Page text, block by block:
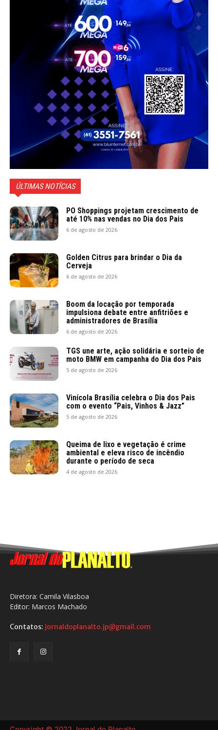
ÚLTIMAS NOTÍCIAS
PO Shoppings projetam crescimento de
até 10% nas vendas no Dia dos Pais
6 de agosto de 2026
Golden Citrus para brindar o Dia da
Cerveja
6 de agosto de 2026
Boom da locação por temporada
impulsiona debate entre anfitriões e
administradores de Brasília
6 de agosto de 2026
TGS une arte, ação solidária e sorteio de
moto BMW em campanha do Dia dos Pais
5 de agosto de 2026
Vinícola Brasília celebra o Dia dos Pais
com o evento “Pais, Vinhos & Jazz”
5 de agosto de 2026
Queima de lixo e vegetação é crime
ambiental e eleva risco de incêndio
durante o período de seca
4 de agosto de 2026
Diretora: Camila Vilasboa
Editor: Marcos Machado
Contatos: jornaldoplanalto.jp@gmail.com